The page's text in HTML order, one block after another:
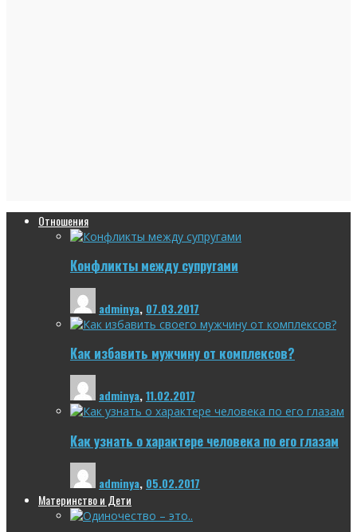
Отношения
Конфликты между супругами
adminya, 07.03.2017
Как избавить мужчину от комплексов?
adminya,11.02.2017
Как узнать о характере человека по его глазам
adminya, 05.02.2017
Материнство и Дети